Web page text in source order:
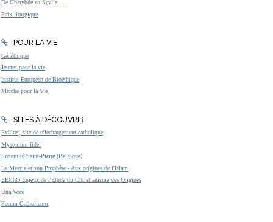
De Charybde en Scylla ...
Paix liturgique
POUR LA VIE
Généthique
Jeunes pour la vie
Institut Européen de Bioéthique
Marche pour la Vie
SITES À DÉCOUVRIR
Exultet, site de téléchargement catholique
Mysterium fidei
Fraternité Saint-Pierre (Belgique)
Le Messie et son Prophète - Aux origines de l'Islam
EEChO Enjeux de l'Etude du Christianisme des Origines
Una Voce
Forum Catholicum